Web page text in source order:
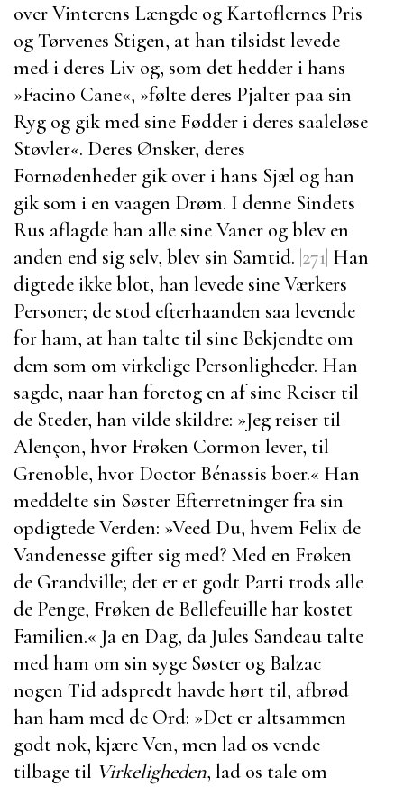
over Vinterens Længde og Kartoflernes Pris
og Tørvenes Stigen, at han tilsidst levede
med i deres Liv og, som det hedder i hans
»Facino Cane«, »følte deres Pjalter paa sin
Ryg og gik med sine Fødder i deres saaleløse
Støvler«. Deres Ønsker, deres
Fornødenheder gik over i hans Sjæl og han
gik som i en vaagen Drøm. I denne Sindets
Rus aflagde han alle sine Vaner og blev en
anden end sig selv, blev sin Samtid. |271| Han
digtede ikke blot, han levede sine Værkers
Personer; de stod efterhaanden saa levende
for ham, at han talte til sine Bekjendte om
dem som om virkelige Personligheder. Han
sagde, naar han foretog en af sine Reiser til
de Steder, han vilde skildre: »Jeg reiser til
Alençon, hvor Frøken Cormon lever, til
Grenoble, hvor Doctor Bénassis boer.« Han
meddelte sin Søster Efterretninger fra sin
opdigtede Verden: »Veed Du, hvem Felix de
Vandenesse gifter sig med? Med en Frøken
de Grandville; det er et godt Parti trods alle
de Penge, Frøken de Bellefeuillehar kostet
Familien.« Ja en Dag, da Jules Sandeau talte
med ham om sin syge Søster og Balzac
nogen Tid adspredt havde hørt til, afbrød
han ham med de Ord: »Det er altsammen
godt nok, kjære Ven, men lad os vende
tilbage til Virkeligheden, lad os tale om